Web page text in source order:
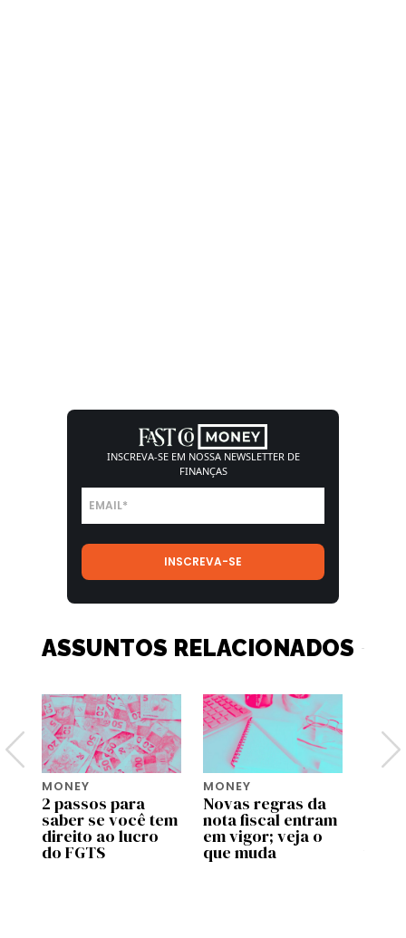
INSCREVA-SE EM NOSSA NEWSLETTER DE
FINANÇAS
ASSUNTOS RELACIONADOS
MONEY
2 passos para
saber se você tem
direito ao lucro
do FGTS
MONEY
Novas regras da
nota fiscal entram
em vigor; veja o
que muda